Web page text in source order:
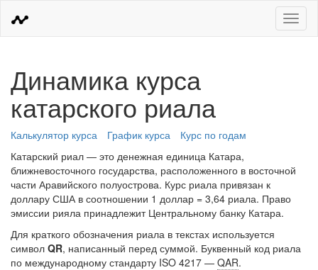
Меню
Динамика курса
катарского риала
Калькулятор курса График курса
Курс по годам
Катарский риал — это денежная единица Катара,
ближневосточного государства, расположенного в восточной
части Аравийского полуострова. Курс риала привязан к
доллару США в соотношении 1 доллар = 3,64 риала. Право
эмиссии рияла принадлежит Центральному банку Катара.
Для краткого обозначения риала в текстах используется
символ QR, написанный перед суммой. Буквенный код риала
по международному стандарту ISO 4217 — QAR.